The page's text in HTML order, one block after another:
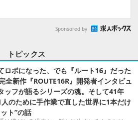
Sponsored by
トピックス
ロボになった、でも『ルート16』だった
全新作『ROUTE16R』開発者インタビュ
ッフが語るシリーズの魂。そして41年
のために手作業で直した世界に1本だけ
ト”の話